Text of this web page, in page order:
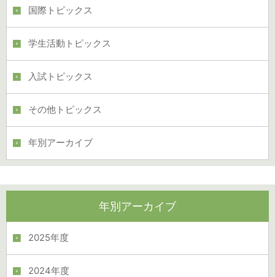
国際トピックス
学生活動トピックス
入試トピックス
その他トピックス
年別アーカイブ
年別アーカイブ
2025年度
2024年度